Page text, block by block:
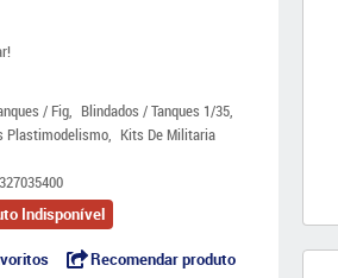
/ Fig
Blindados / Tanques 1/35
Plastimodelismo
Kits De Militaria
Indisponível
Recomendar produto